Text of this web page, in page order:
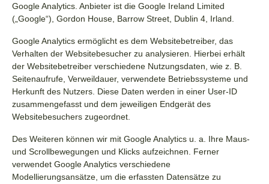
Google Analytics. Anbieter ist die Google Ireland Limited
(„Google“), Gordon House, Barrow Street, Dublin 4, Irland.
Google Analytics ermöglicht es dem Websitebetreiber, das
Verhalten der Websitebesucher zu analysieren. Hierbei erhält
der Websitebetreiber verschiedene Nutzungsdaten, wie z. B.
Seitenaufrufe, Verweildauer, verwendete Betriebssysteme und
Herkunft des Nutzers. Diese Daten werden in einer User-ID
zusammengefasst und dem jeweiligen Endgerät des
Websitebesuchers zugeordnet.
Des Weiteren können wir mit Google Analytics u. a. Ihre Maus-
und Scrollbewegungen und Klicks aufzeichnen. Ferner
verwendet Google Analytics verschiedene
Modellierungsansätze, um die erfassten Datensätze zu